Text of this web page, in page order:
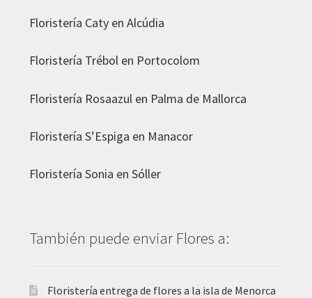
Floristería Caty en Alcúdia
Floristería Trébol en Portocolom
Floristería Rosaazul en Palma de Mallorca
Floristería S’Espiga en Manacor
Floristería Sonia en Sóller
También puede enviar Flores a:
Floristería entrega de flores a la isla de Menorca